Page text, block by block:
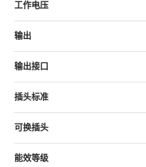
工作电压
输出
输出接口
插头标准
可换插头
能效等级